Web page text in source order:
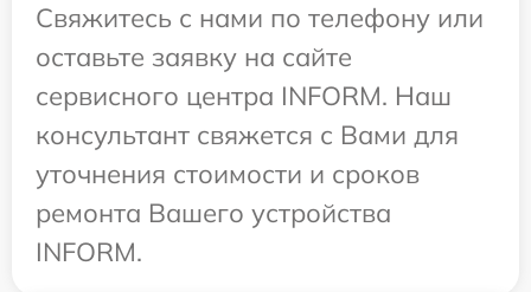
Свяжитесь с нами по телефону или
оставьте заявку на сайте
сервисного центра INFORM. Наш
консультант свяжется с Вами для
уточнения стоимости и сроков
ремонта Вашего устройства
INFORM.